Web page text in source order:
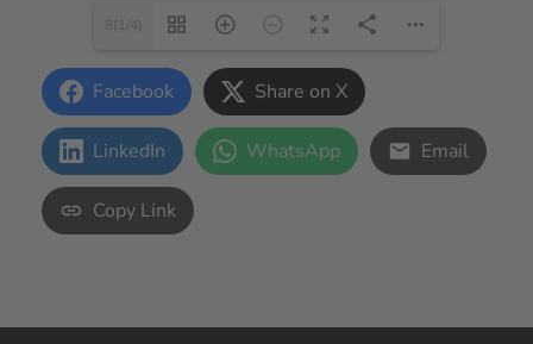
8(1/4)
Facebook Share on X
LinkedIn WhatsApp Email
Copy Link